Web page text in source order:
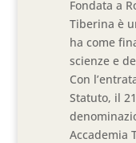
Fondata a
Tiberina è
ha come
scienze e
Con
Statuto, il
Accademia